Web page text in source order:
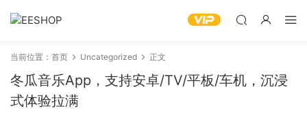
当前位置： 首页 Uncategorized 正文
冬瓜音乐App，支持安卓/TV/平板/车机，沉浸
式体验拉满